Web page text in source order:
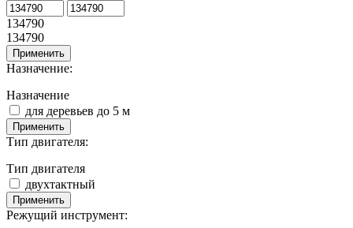
134790
134790
Применить
Назначение:
Назначение
для деревьев до 5 м
Применить
Тип двигателя:
Тип двигателя
двухтактный
Применить
Режущий инструмент: